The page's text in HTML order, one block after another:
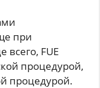
при
FUE
процедурой,
процедурой.